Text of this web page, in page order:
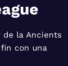
de la Ancients
fin con una